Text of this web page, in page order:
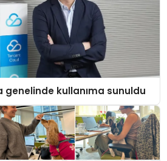
genelinde kullanıma sunuldu